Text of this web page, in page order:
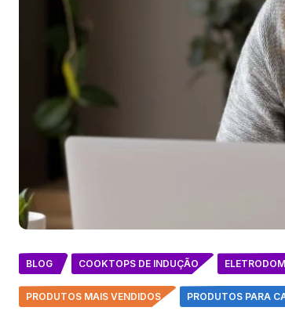
BLOG COOKTOPS DE INDUÇÃO
PRODUTOS MAIS VENDIDOS PRODUTOS PARA